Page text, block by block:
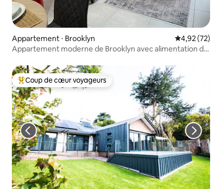
Appartement ⋅ Brooklyn Évaluation
4,92 (72)
Appartement moderne de Brooklyn avec alimentation de
Coups de cœur voyageurs les plus appréciés
Coup de cœur voyageurs